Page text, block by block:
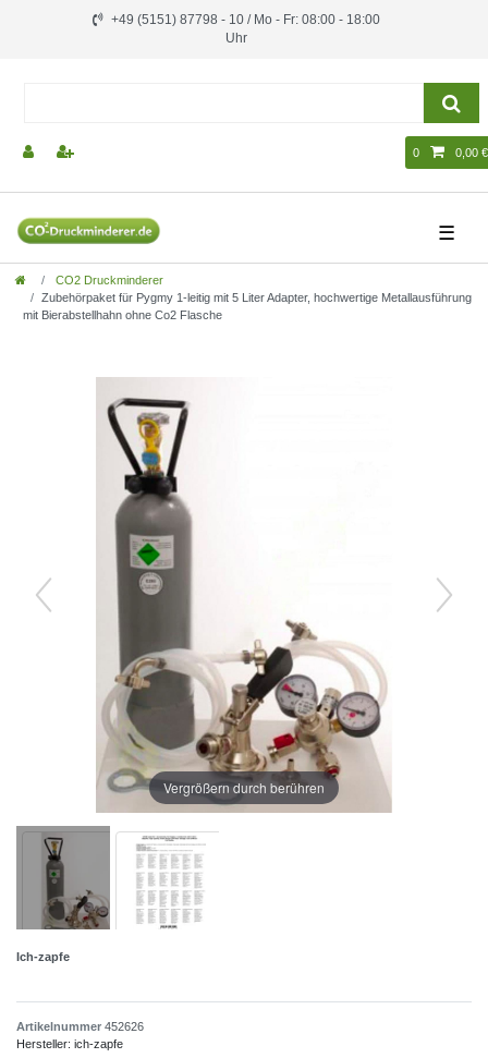
+49 (5151) 87798 - 10 / Mo - Fr: 08:00 - 18:00
Uhr
0 0,00 €
☰
CO2 Druckminderer
Zubehörpaket für Pygmy 1-leitig mit 5 Liter Adapter, hochwertige Metallausführung
mit Bierabstellhahn ohne Co2 Flasche
Vergrößern durch berühren
Ich-zapfe
Artikelnummer 452626
Hersteller: ich-zapfe